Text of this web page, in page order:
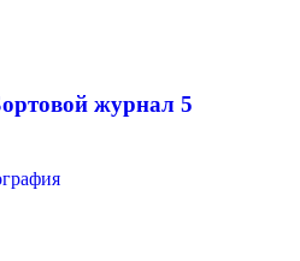
журнал 5